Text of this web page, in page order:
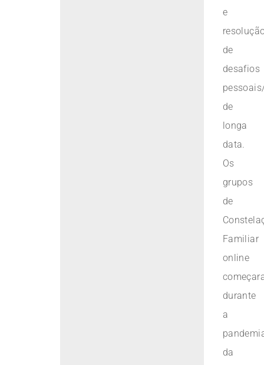
e
de
desafios
de
longa
data.
Os
grupos
de
Familiar
online
durante
a
da